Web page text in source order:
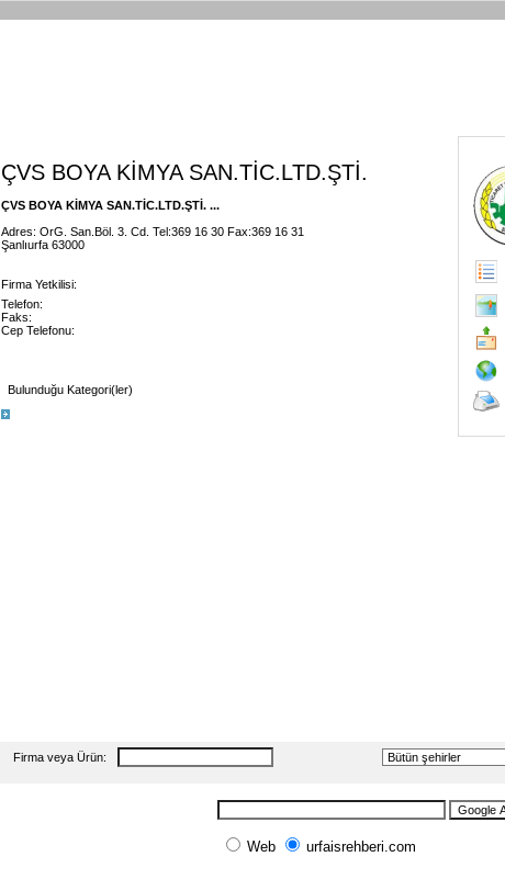
ÇVS BOYA KİMYA SAN.TİC.LTD.ŞTİ.
ÇVS BOYA KİMYA SAN.TİC.LTD.ŞTİ. ...
Adres: OrG. San.Böl. 3. Cd. Tel:369 16 30 Fax:369 16 31
Şanlıurfa 63000
Firma Yetkilisi:
Telefon:
Faks:
Cep Telefonu:
Bulunduğu Kategori(ler)
Firma veya Ürün:
Web urfaisrehberi.com